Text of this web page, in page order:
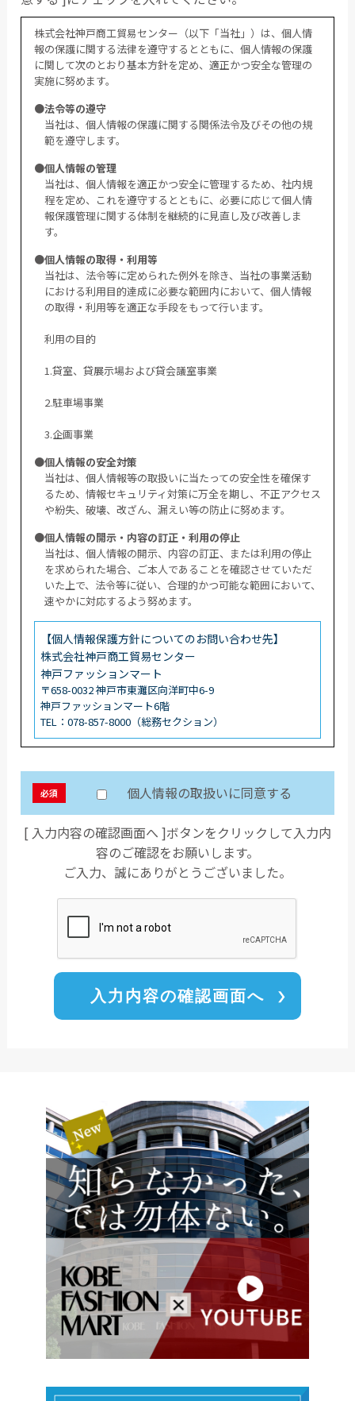
株式会社神戸商工貿易センター（以下「当社」）は、個人情
報の保護に関する法律を遵守するとともに、個人情報の保護
に関して次のとおり基本方針を定め、適正かつ安全な管理の
実施に努めます。
●法令等の遵守
当社は、個人情報の保護に関する関係法令及びその他の規
範を遵守します。
●個人情報の管理
当社は、個人情報を適正かつ安全に管理するため、社内規
程を定め、これを遵守するとともに、必要に応じて個人情
報保護管理に関する体制を継続的に見直し及び改善しま
す。
●個人情報の取得・利用等
当社は、法令等に定められた例外を除き、当社の事業活動
における利用目的達成に必要な範囲内において、個人情報
の取得・利用等を適正な手段をもって行います。
利用の目的
1.貸室、貸展示場および貸会議室事業
2.駐車場事業
3.企画事業
●個人情報の安全対策
当社は、個人情報等の取扱いに当たっての安全性を確保す
るため、情報セキュリティ対策に万全を期し、不正アクセス
や紛失、破壊、改ざん、漏えい等の防止に努めます。
●個人情報の開示・内容の訂正・利用の停止
当社は、個人情報の開示、内容の訂正、または利用の停止
を求められた場合、ご本人であることを確認させていただ
いた上で、法令等に従い、合理的かつ可能な範囲において、
速やかに対応するよう努めます。
【個人情報保護方針についてのお問い合わせ先】
株式会社神戸商工貿易センター
神戸ファッションマート
〒658-0032 神戸市東灘区向洋町中6-9
神戸ファッションマート6階
TEL：078-857-8000（総務セクション）
必須 個人情報の取扱いに同意する
[ 入力内容の確認画面へ ]ボタンをクリックして入力内
容のご確認をお願いします。
ご入力、誠にありがとうございました。
入力内容の確認画面へ